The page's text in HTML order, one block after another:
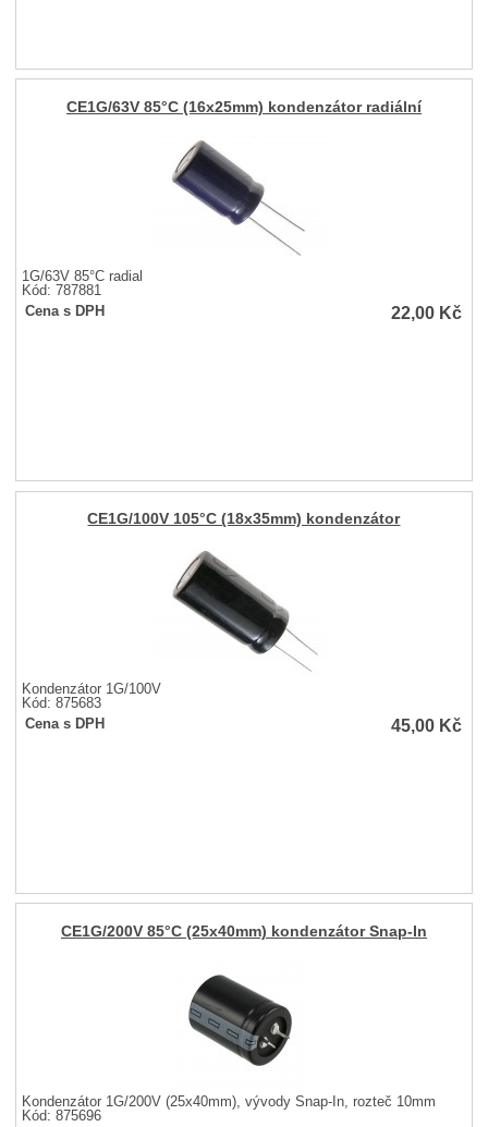
CE1G/63V 85°C (16x25mm) kondenzátor radiální
1G/63V 85°C radial
Kód: 787881
Cena s DPH
22,00 Kč
CE1G/100V 105°C (18x35mm) kondenzátor
Kondenzátor 1G/100V
Kód: 875683
Cena s DPH
45,00 Kč
CE1G/200V 85°C (25x40mm) kondenzátor Snap-In
Kondenzátor 1G/200V (25x40mm), vývody Snap-In, rozteč 10mm
Kód: 875696